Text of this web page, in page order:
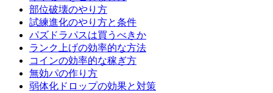
部位破壊のやり方
試練進化のやり方と条件
パズドラパスは買うべきか
ランク上げの効率的な方法
コインの効率的な稼ぎ方
無効パの作り方
弱体化ドロップの効果と対策